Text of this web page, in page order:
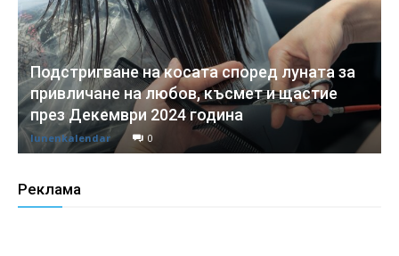
Подстригване на косата според луната за
привличане на любов, късмет и щастие
през Декември 2024 година
lunenkalendar 0
Реклама